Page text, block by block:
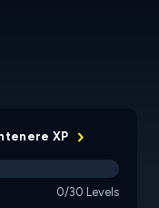
XP
0/30 Levels